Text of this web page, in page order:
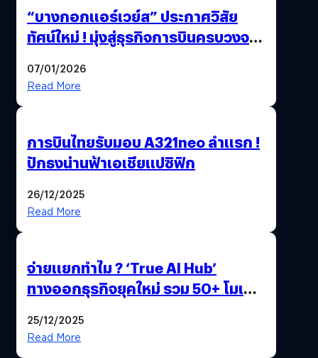
“บางกอกแอร์เวย์ส” ประกาศวิสัย
ทัศน์ใหม่ ! มุ่งสู่ธุรกิจการบินครบวงจร
สังคม
07/01/2026
Read More
การบินไทยรับมอบ A321neo ลำแรก !
ปักธงน่านฟ้าเอเชียแปซิฟิก
26/12/2025
Read More
จ่ายแยกทำไม ? ‘True AI Hub’
ทางออกธุรกิจยุคใหม่ รวม 50+ โมเดล
25/12/2025
Read More